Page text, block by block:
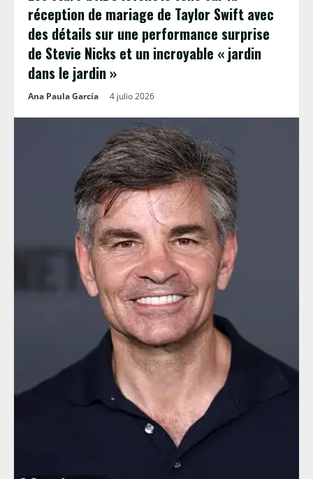
réception de mariage de Taylor Swift avec
des détails sur une performance surprise
de Stevie Nicks et un incroyable « jardin
dans le jardin »
Ana Paula García 4 julio 2026